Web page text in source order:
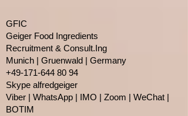
GFIC
Geiger Food Ingredients
Recruitment & Consult.Ing
​Munich | Gruenwald | Germany
+49-171-644 80 94
Skype alfredgeiger
Viber | WhatsApp | IMO | Zoom | WeChat |
BOTIM